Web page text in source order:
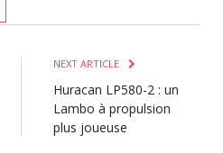
NEXT ARTICLE
Huracan LP580-2 : un
Lambo à propulsion
plus joueuse